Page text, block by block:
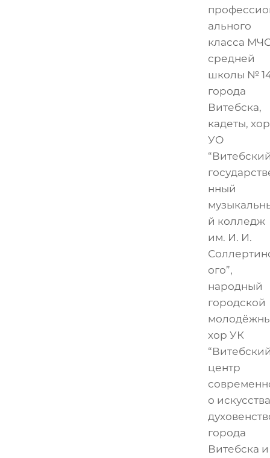
ального
класса
средней
школы №
города
Витебска,
кадеты, хор
УО
нный
й колледж
им. И. И.
ого”,
народный
городской
хор УК
центр
о
города
Витебска и